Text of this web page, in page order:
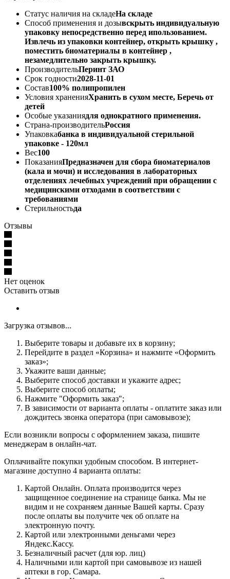
Статус наличия на складеНа складе
Способ применения и дозывскрыть индивидуальную
упаковку непосредственно перед ипользованием.
Извлечь из упаковки контейнер, открыть крышку ,
поместить биоматериалы в контейнер ,
незамедлительно закрыть крышку.
ПроизводительПеринт ЗАО
Срок годности2028-11-01
Состав100% полипропилен
Условия храненияХранить в сухом месте, Беречь от
детей
Особые указаниядля однократного применения.
Страна-производительРоссия
Упаковкабанка в индивидуальной стерильной
упаковке - 120мл
Вес100
ПоказанияПредназначен для сбора биоматериалов
(кала и мочи) и исследования в лабораторных
отделениях лечебных учреждений при обращении с
медицинскими отходами в соответствии с
требованиями
Стерильностьда
Отзывы
Нет оценок
Оставить отзыв
Загрузка отзывов...
Выберите товары и добавьте их в корзину;
Перейдите в раздел «Корзина» и нажмите «Оформить
заказ»;
Укажите ваши данные;
Выберите способ доставки и укажите адрес;
Выберите способ оплаты;
Нажмите "Оформить заказ";
В зависимости от варианта оплаты - оплатите заказ или
дождитесь звонка оператора (при самовывозе);
Если возникли вопросы с оформлением заказа, пишите
менеджерам в онлайн-чат.
Оплачивайте покупки удобным способом. В интернет-
магазине доступно 4 варианта оплаты:
Картой Онлайн. Оплата производится через
защищенное соединение на странице банка. Мы не
видим и не сохраняем данные Вашей карты. Сразу
после оплаты вы получите чек об оплате на
электронную почту.
Картой или электронными деньгами через
Яндекс.Кассу.
Безналичный расчет (для юр. лиц)
Наличными или картой при самовывозе из нашей
аптеки в гор. Самара.